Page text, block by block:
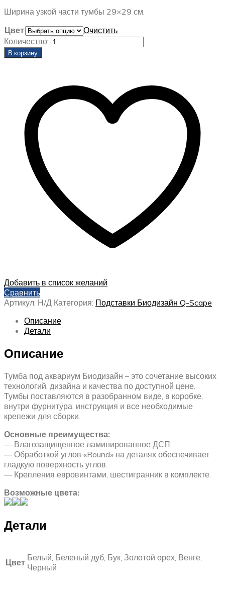
Ширина узкой части тумбы 29×29 см.
Цвет
Очистить
Количество:
В корзину
Добавить в список желаний
Сравнить
Артикул: Н/Д Категория: Подставки Биодизайн Q-Scape
Описание
Детали
Описание
Тумба под аквариум Биодизайн – это сочетание высоких
технологий, дизайна и качества по доступной цене.
Тумбы поставляются в разобранном виде, в коробке,
внутри фурнитура, инструкция и все необходимые
крепежи для сборки.
Основные преимущества:
— Влагозащищенное ламинированное ДСП.
— Обработкой углов «Round» на деталях обеспечивает
гладкую поверхность углов.
— Крепления евровинтами, шестигранник в комплекте.
Возможные цвета:
Детали
Цвет Белый, Беленый дуб, Бук, Золотой орех, Венге,
Черный